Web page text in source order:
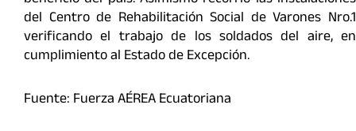
del Centro de Rehabilitación Social de Varones Nro.1
verificando el trabajo de los soldados del aire, en
cumplimiento al Estado de Excepción.
Fuente: Fuerza AÉREA Ecuatoriana